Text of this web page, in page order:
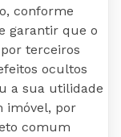
conforme
garantir que o
terceiros
ocultos
a sua utilidade
imóvel, por
comum